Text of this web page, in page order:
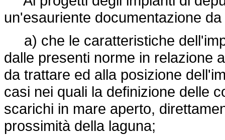
un'esauriente documentazione
a) che le caratteristiche
dalle presenti norme in relazione
da trattare ed alla posizione
casi nei quali la definizione delle
scarichi in mare aperto,
prossimità della laguna;